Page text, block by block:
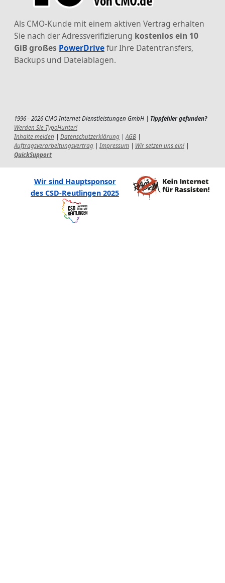
Als CMO-Kunde mit einem aktiven Vertrag erhalten
Sie nach der Adressverifizierung kostenlos ein 10
GiB großes PowerDrivefür Ihre Datentransfers,
Backups und Dateiablagen.
1996 - 2026 CMO Internet Dienstleistungen GmbH | Tippfehler gefunden?
Werden Sie TypoHunter!
Inhalte melden
Datenschutzerklärung AGB
Auftragsverarbeitungsvertrag
Impressum Wir setzen uns ein!
QuickSupport
Wir sind Hauptsponsor
des CSD-Reutlingen 2025